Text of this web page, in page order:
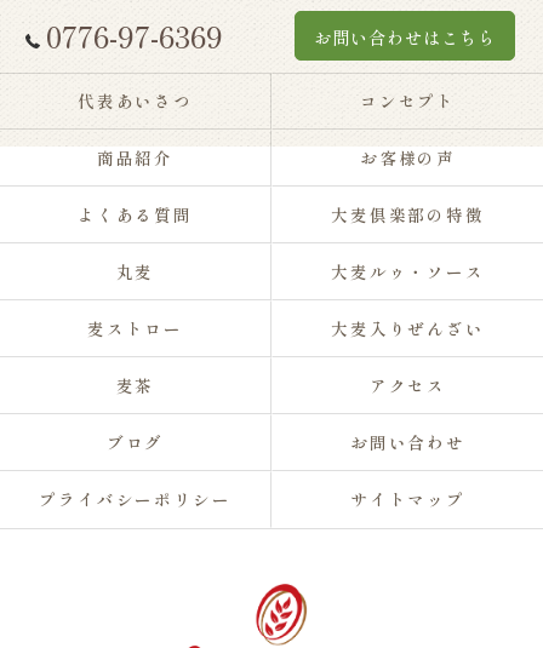
0776-97-6369 お問い合わせはこちら
代表あいさつ コンセプト
商品紹介 お客様の声
よくある質問 大麦倶楽部の特徴
丸麦 大麦ルゥ・ソース
麦ストロー 大麦入りぜんざい
麦茶 アクセス
ブログ お問い合わせ
プライバシーポリシー サイトマップ